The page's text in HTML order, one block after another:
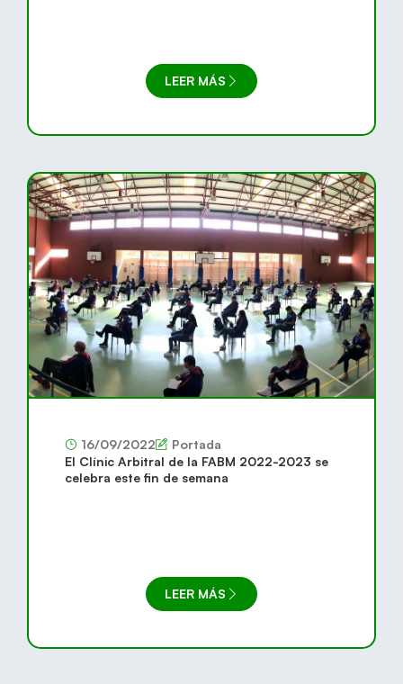
LEER MÁS
16/09/2022
Portada
El Clínic Arbitral de la FABM 2022-2023 se
celebra este fin de semana
LEER MÁS